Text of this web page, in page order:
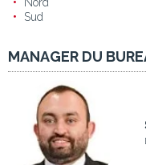
Sud
MANAGER DU